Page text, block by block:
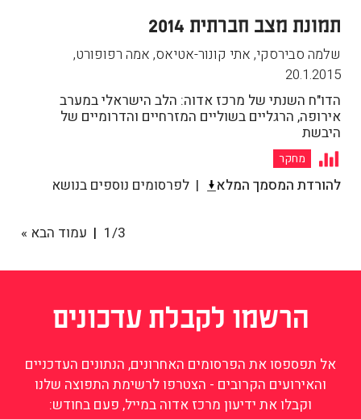
תמונת מצב חברתית 2014
שלמה סבירסקי, אתי קונור-אטיאס, אמה רפופורט,
20.1.2015
הדו"ח השנתי של מרכז אדוה: הלב הישראלי במערב
אירופה, הרגליים בשוליים המזרחיים והדרומיים של
היבשת
מחקר
להורדת המסמך המלא לפרסומים נוספים בנושא
1/3 עמוד הבא »
הרשמו לקבלת עדכונים
אל תפספסו את הפרסומים האחרונים, הנתונים העדכניים
והאירועים הקרובים - הצטרפו לרשימת התפוצה שלנו
וקבלו את ידיעון מרכז אדוה במייל, פעם בחודש: